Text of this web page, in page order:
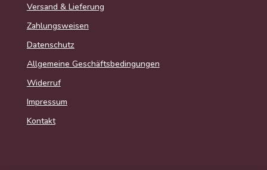
Versand & Lieferung
Zahlungsweisen
Datenschutz
Allgemeine Geschäftsbedingungen
Widerruf
Impressum
Kontakt